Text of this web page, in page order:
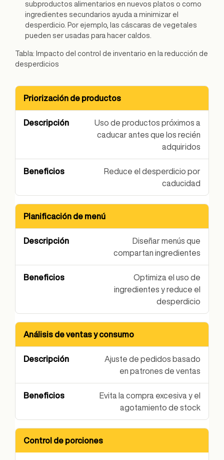
subproductos alimentarios en nuevos platos o como
ingredientes secundarios ayuda a minimizar el
desperdicio. Por ejemplo, las cáscaras de vegetales
pueden ser usadas para hacer caldos.
Tabla: Impacto del control de inventario en la reducción de
desperdicios
Estrategia Descripción
Priorización de productos
Uso de productos próximos a
caducar antes que los recién
adquiridos
Reduce el desperdicio por
caducidad
Planificación de menú
Diseñar menús que
compartan ingredientes
Optimiza el uso de
ingredientes y reduce el
desperdicio
Análisis de ventas y consumo
Ajuste de pedidos basado
en patrones de ventas
Evita la compra excesiva y el
agotamiento de stock
Control de porciones